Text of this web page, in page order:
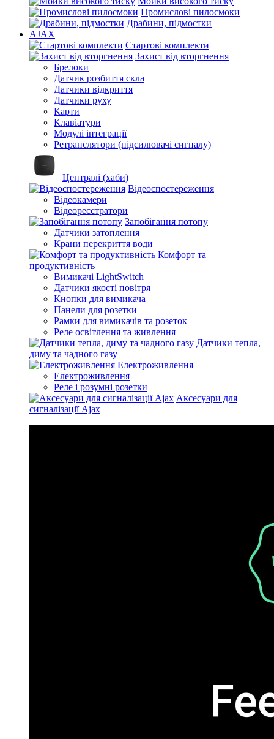
Промислові пилосмоки
Драбини, підмостки
AJAX
Стартові комплекти
Захист від вторгнення
Брелоки
Датчик розбиття скла
Датчики відкриття
Датчики руху
Карти
Клавіатури
Модулі інтеграції
Ретранслятори (підсилювачі сигналу)
Централі (хаби)
Відеоспостереження
Відеокамери
Відеореєстратори
Запобігання потопу
Датчики затоплення
Крани перекриття води
Комфорт та
продуктивність
Вимикачі LightSwitch
Датчики якості повітря
Кнопки для вимикача
Панели для розетки
Рамки для вимикачів та розеток
Реле освітлення та живлення
Датчики тепла,
диму та чадного газу
Електроживлення
Електроживлення
Реле і розумні розетки
Аксесуари для
сигналізації Ajax